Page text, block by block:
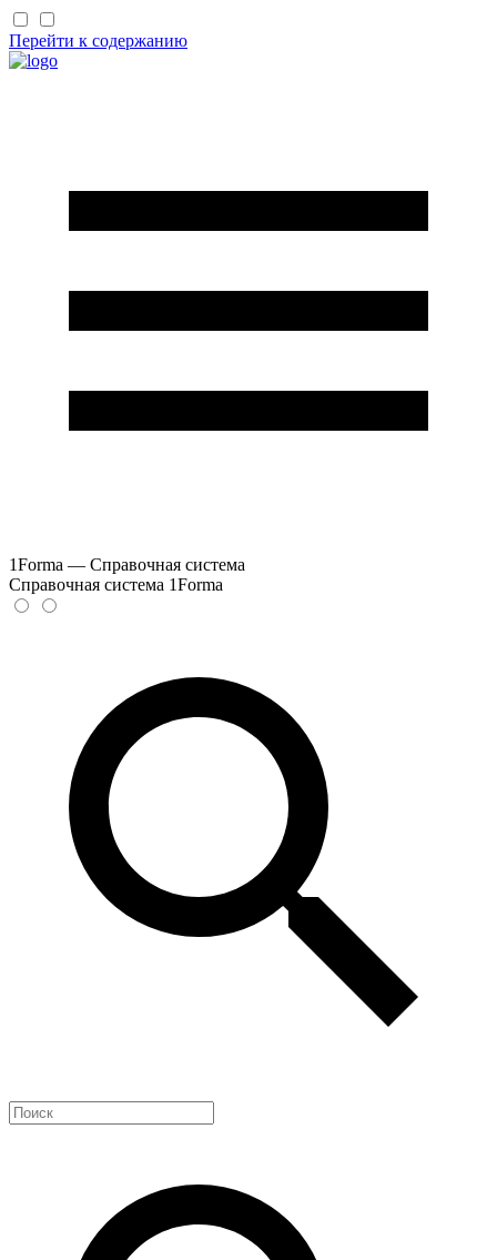
Перейти к содержанию
1Forma — Справочная система
Справочная система 1Forma